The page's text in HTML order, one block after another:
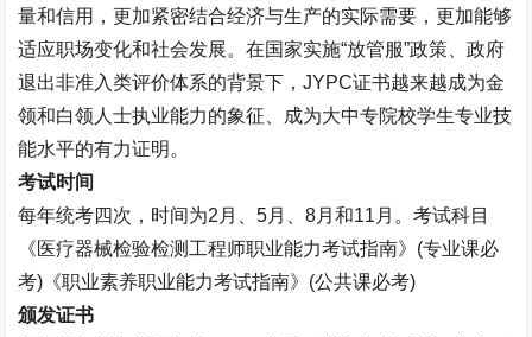
量和信用，更加紧密结合经济与生产的实际需要，更加能够
适应职场变化和社会发展。在国家实施“放管服”政策、政府
退出非准入类评价体系的背景下，JYPC证书越来越成为金
领和白领人士执业能力的象征、成为大中专院校学生专业技
能水平的有力证明。
考试时间
每年统考四次，时间为2 月、5月、8月和11 月。考试科目
《医疗器械检验检测工程师职业能力考试指南》 (专业课必
考) 《职业素养职业能力考试指南》 (公共课必考)
颁发证书